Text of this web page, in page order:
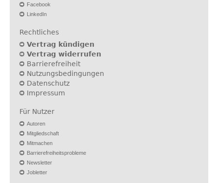
Facebook
LinkedIn
Rechtliches
Vertrag kündigen
Vertrag widerrufen
Barrierefreiheit
Nutzungsbedingungen
Datenschutz
Impressum
Für Nutzer
Autoren
Mitgliedschaft
Mitmachen
Barrierefreiheitsprobleme
Newsletter
Jobletter